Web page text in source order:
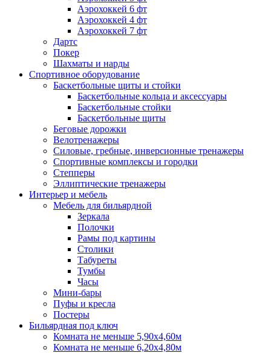
Аэрохоккей 6 фт
Аэрохоккей 4 фт
Аэрохоккей 7 фт
Дартс
Покер
Шахматы и нарды
Спортивное оборудование
Баскетбольные щиты и стойки
Баскетбольные кольца и аксессуары
Баскетбольные стойки
Баскетбольные щиты
Беговые дорожки
Велотренажеры
Силовые, гребные, инверсионные тренажеры
Спортивные комплексы и городки
Степперы
Эллиптические тренажеры
Интерьер и мебель
Мебель для бильярдной
Зеркала
Полочки
Рамы под картины
Столики
Табуреты
Тумбы
Часы
Мини-бары
Пуфы и кресла
Постеры
Бильярдная под ключ
Комната не меньше 5,90х4,60м
Комната не меньше 6,20х4,80м